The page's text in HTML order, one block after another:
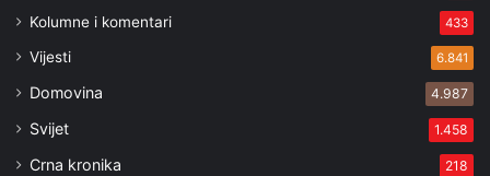
Kolumne i komentari 433
Vijesti 6.841
Domovina 4.987
Svijet 1.458
Crna kronika 218